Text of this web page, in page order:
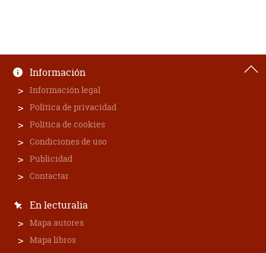
Información
Información legal
Política de privacidad
Política de cookies
Condiciones de uso
Publicidad
Contactar
En lecturalia
Mapa autores
Mapa libros